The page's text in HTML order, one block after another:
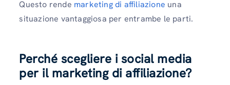
Questo rende marketing di affiliazione una
situazione vantaggiosa per entrambe le parti.
Perché scegliere i social media
per il marketing di affiliazione?